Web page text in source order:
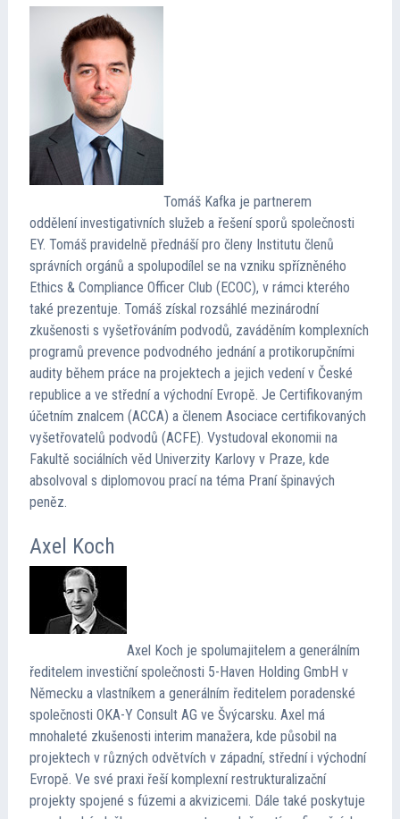
Tomáš Kafka je partnerem
oddělení investigativních služeb a řešení sporů společnosti
EY. Tomáš pravidelně přednáší pro členy Institutu členů
správních orgánů a spolupodílel se na vzniku spřízněného
Ethics & Compliance Officer Club (ECOC), v rámci kterého
také prezentuje. Tomáš získal rozsáhlé mezinárodní
zkušenosti s vyšetřováním podvodů, zaváděním komplexních
programů prevence podvodného jednání a protikorupčními
audity během práce na projektech a jejich vedení v České
republice a ve střední a východní Evropě. Je Certifikovaným
účetním znalcem (ACCA) a členem Asociace certifikovaných
vyšetřovatelů podvodů (ACFE). Vystudoval ekonomii na
Fakultě sociálních věd Univerzity Karlovy v Praze, kde
absolvoval s diplomovou prací na téma Praní špinavých
peněz.
Axel Koch
Axel Koch je spolumajitelem a generálním
ředitelem investiční společnosti 5-Haven Holding GmbH v
Německu a vlastníkem a generálním ředitelem poradenské
společnosti OKA-Y Consult AG ve Švýcarsku. Axel má
mnohaleté zkušenosti interim manažera, kde působil na
projektech v různých odvětvích v západní, střední i východní
Evropě. Ve své praxi řeší komplexní restrukturalizační
projekty spojené s fúzemi a akvizicemi. Dále také poskytuje